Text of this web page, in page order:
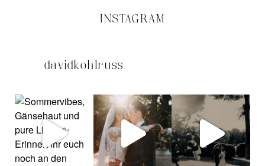
INSTAGRAM
davidkohlruss